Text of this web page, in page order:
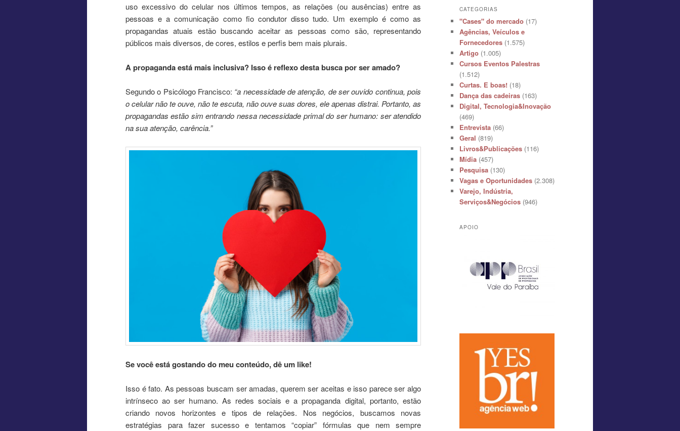
uso excessivo do celular nos últimos tempos, as relações (ou ausências) entre as
pessoas e a comunicação como fio condutor disso tudo. Um exemplo é como as
propagandas atuais estão buscando aceitar as pessoas como são, representando
públicos mais diversos, de cores, estilos e perfis bem mais plurais.
A propaganda está mais inclusiva? Isso é reflexo desta busca por ser amado?
Segundo o Psicólogo Francisco: “a necessidade de atenção, de ser ouvido continua, pois
o celular não te ouve, não te escuta, não ouve suas dores, ele apenas distrai. Portanto, as
propagandas estão sim entrando nessa necessidade primal do ser humano: ser atendido
na sua atenção, carência.”
Se você está gostando do meu conteúdo, dê um like!
Isso é fato. As pessoas buscam ser amadas, querem ser aceitas e isso parece ser algo
intrínseco ao ser humano. As redes sociais e a propaganda digital, portanto, estão
criando novos horizontes e tipos de relações. Nos negócios, buscamos novas
estratégias para fazer sucesso e tentamos “copiar” fórmulas que nem sempre
CATEGORIAS
"Cases" do mercado (17)
Agências, Veículos e
Fornecedores (1.575)
Artigo (1.005)
Cursos Eventos Palestras
(1.512)
Curtas. E boas! (18)
Dança das cadeiras (163)
Digital, Tecnologia&Inovação
(469)
Entrevista (66)
Geral (819)
Livros&Publicações (116)
Mídia (457)
Pesquisa (130)
Vagas e Oportunidades (2.308)
Varejo, Indústria,
Serviços&Negócios (946)
APOIO